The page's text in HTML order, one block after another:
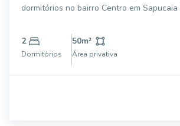
dormitórios no bairro Centro em Sapucaia
de serviço e garagem individual. Condomínio com ótima
infraestrutura, portaria 24 horas, salão de
2
Dormitórios
50m²
Área privativa